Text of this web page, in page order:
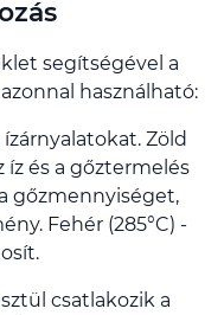
segítségével a
használható:
Zöld
íz és a gőztermelés
gőzmennyiséget,
Fehér (285°C) -
csatlakozik a